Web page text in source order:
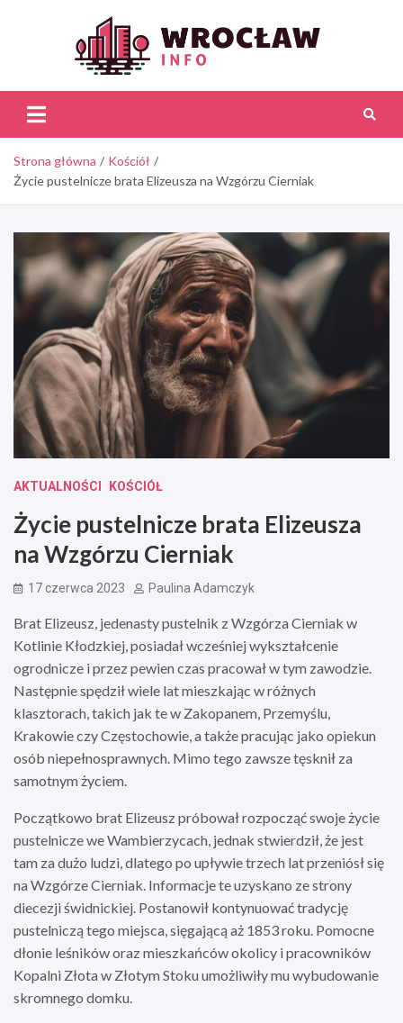
Strona główna
Kościół
Życie pustelnicze brata Elizeusza na Wzgórzu Cierniak
AKTUALNOŚCI KOŚCIÓŁ
Życie pustelnicze brata Elizeusza
na Wzgórzu Cierniak
17 czerwca 2023 Paulina Adamczyk
Brat Elizeusz, jedenasty pustelnik z Wzgórza Cierniak w
Kotlinie Kłodzkiej, posiadał wcześniej wykształcenie
ogrodnicze i przez pewien czas pracował w tym zawodzie.
Następnie spędził wiele lat mieszkając w różnych
klasztorach, takich jak te w Zakopanem, Przemyślu,
Krakowie czy Częstochowie, a także pracując jako opiekun
osób niepełnosprawnych. Mimo tego zawsze tęsknił za
samotnym życiem.
Początkowo brat Elizeusz próbował rozpocząć swoje życie
pustelnicze we Wambierzycach, jednak stwierdził, że jest
tam za dużo ludzi, dlatego po upływie trzech lat przeniósł się
na Wzgórze Cierniak. Informacje te uzyskano ze strony
diecezji świdnickiej. Postanowił kontynuować tradycję
pustelniczą tego miejsca, sięgającą aż 1853 roku. Pomocne
dłonie leśników oraz mieszkańców okolicy i pracowników
Kopalni Złota w Złotym Stoku umożliwiły mu wybudowanie
skromnego domku.